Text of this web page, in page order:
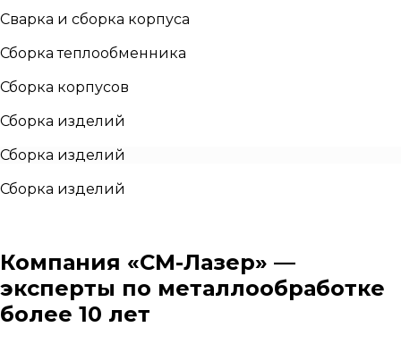
Сварка и сборка корпуса
Сборка теплообменника
Сборка корпусов
Сборка изделий
Сборка изделий
Сборка изделий
Компания «СМ-Лазер» —
эксперты по металлообработке
более 10 лет